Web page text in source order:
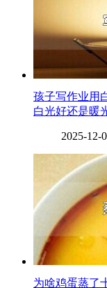
孩子写作业用
白光好还是暖
2025-12-
为啥鸡蛋蒸了